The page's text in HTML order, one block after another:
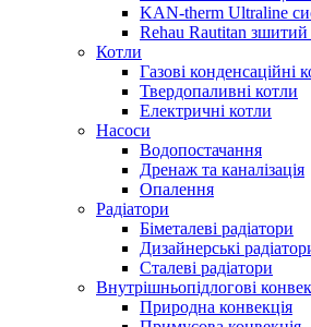
KAN-therm Ultraline
Rehau Rautitan зшитий
Котли
Газові конденсаційні
Твердопаливні котли
Електричні котли
Насоси
Водопостачання
Дренаж та каналізація
Опалення
Радіатори
Біметалеві радіатори
Дизайнерські
Сталеві радіатори
Внутрішньопідлогові
Природна конвекція